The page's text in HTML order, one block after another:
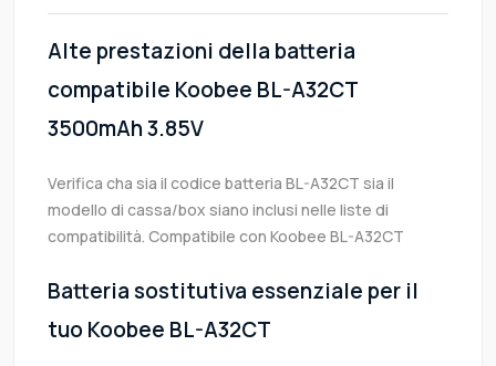
Alte prestazioni della batteria
compatibile Koobee BL-A32CT
3500mAh 3.85V
Verifica cha sia il codice batteria BL-A32CT sia il
modello di cassa/box siano inclusi nelle liste di
compatibilità. Compatibile con Koobee BL-A32CT
Batteria sostitutiva essenziale per il
tuo Koobee BL-A32CT